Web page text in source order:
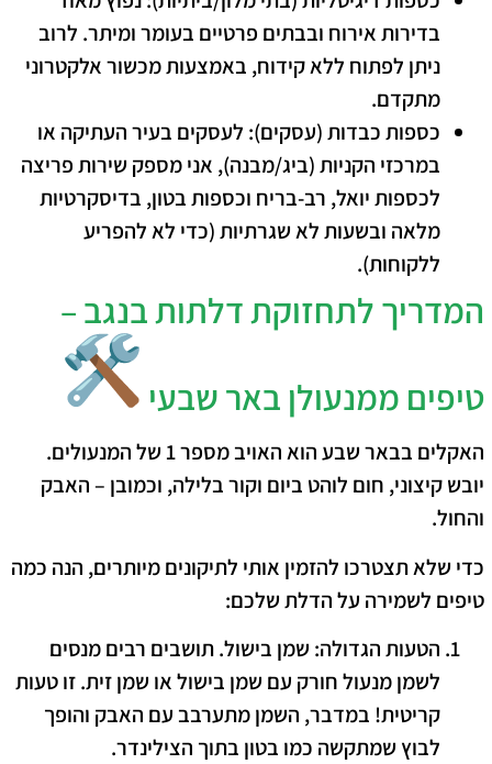
בדירות אירוח ובבתים פרטיים בעומר ומיתר. לרוב
ניתן לפתוח ללא קידוח, באמצעות מכשור אלקטרוני
מתקדם.
כספות כבדות (עסקים): לעסקים בעיר העתיקה או
במרכזי הקניות (ביג/מבנה), אני מספק שירות פריצה
לכספות יואל, רב-בריח וכספות בטון, בדיסקרטיות
מלאה ובשעות לא שגרתיות (כדי לא להפריע
ללקוחות).
​המדריך לתחזוקת דלתות בנגב –
טיפים ממנעולן באר שבעי
​האקלים בבאר שבע הוא האויב מספר 1 של המנעולים.
יובש קיצוני, חום לוהט ביום וקור בלילה, וכמובן – האבק
והחול.
כדי שלא תצטרכו להזמין אותי לתיקונים מיותרים, הנה כמה
טיפים לשמירה על הדלת שלכם:
הטעות הגדולה: שמן בישול.תושבים רבים מנסים
לשמן מנעול חורק עם שמן בישול או שמן זית.זו טעות
קריטית! במדבר, השמן מתערבב עם האבק והופך
לבוץ שמתקשה כמו בטון בתוך הצילינדר.